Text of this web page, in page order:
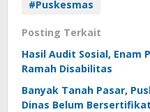
#Puskesmas
Posting Terkait
Hasil Audit Sosial, Enam
Ramah Disabilitas
Banyak Tanah Pasar,
Dinas Belum